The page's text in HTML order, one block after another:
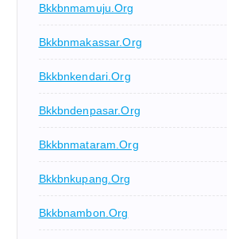
Bkkbnmamuju.org
Bkkbnmakassar.org
Bkkbnkendari.org
Bkkbndenpasar.org
Bkkbnmataram.org
Bkkbnkupang.org
Bkkbnambon.org